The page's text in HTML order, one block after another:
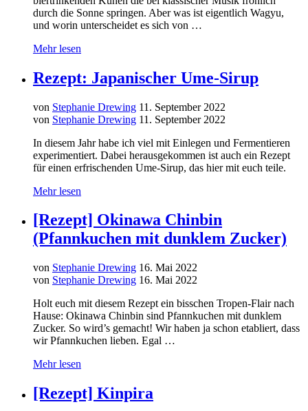
durch die Sonne springen. Aber was ist eigentlich Wagyu,
und worin unterscheidet es sich von …
Mehr lesen
Rezept: Japanischer Ume-Sirup
von Stephanie Drewing 11. September 2022
von Stephanie Drewing 11. September 2022
In diesem Jahr habe ich viel mit Einlegen und Fermentieren
experimentiert. Dabei herausgekommen ist auch ein Rezept
für einen erfrischenden Ume-Sirup, das hier mit euch teile.
Mehr lesen
[Rezept] Okinawa Chinbin
(Pfannkuchen mit dunklem Zucker)
von Stephanie Drewing 16. Mai 2022
von Stephanie Drewing 16. Mai 2022
Holt euch mit diesem Rezept ein bisschen Tropen-Flair nach
Hause: Okinawa Chinbin sind Pfannkuchen mit dunklem
Zucker. So wird’s gemacht! Wir haben ja schon etabliert, dass
wir Pfannkuchen lieben. Egal …
Mehr lesen
[Rezept] Kinpira